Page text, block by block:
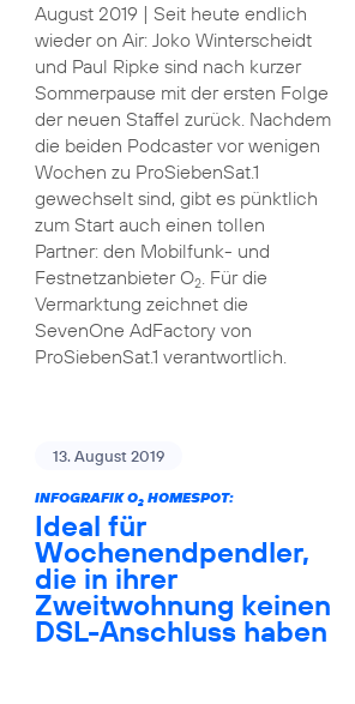
August 2019 | Seit heute endlich
wieder on Air: Joko Winterscheidt
und Paul Ripke sind nach kurzer
Sommerpause mit der ersten Folge
der neuen Staffel zurück. Nachdem
die beiden Podcaster vor wenigen
Wochen zu ProSiebenSat.1
gewechselt sind, gibt es pünktlich
zum Start auch einen tollen
Partner: den Mobilfunk- und
Festnetzanbieter O2. Für die
Vermarktung zeichnet die
SevenOne AdFactory von
ProSiebenSat.1 verantwortlich.
13. August 2019
INFOGRAFIK O2HOMESPOT:
Ideal für
Wochenendpendler,
die in ihrer
Zweitwohnung keinen
DSL-Anschluss haben